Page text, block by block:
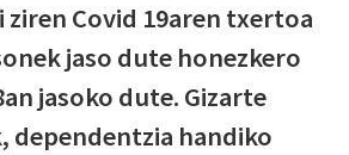
Covid 19aren txertoa
jaso dute honezkero
jasoko dute. Gizarte
dependentzia handiko